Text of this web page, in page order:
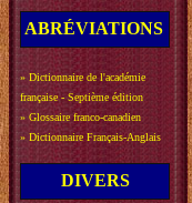
ABRÉVIATIONS
» Dictionnaire de l'académie
française - Septième édition
» Glossaire franco-canadien
» Dictionnaire Français-Anglais
DIVERS